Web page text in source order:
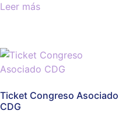
Leer más
Ticket Congreso Asociado
CDG